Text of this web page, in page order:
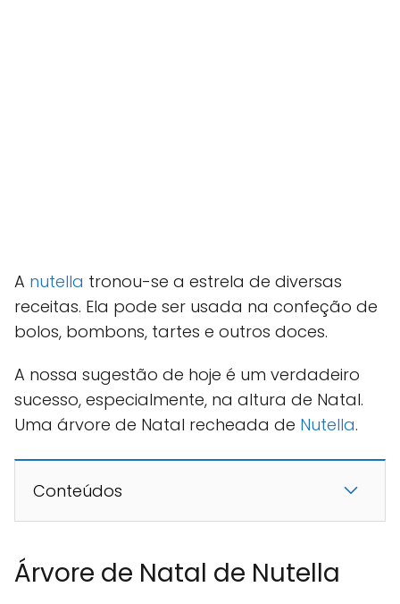
A nutella tronou-se a estrela de diversas
receitas. Ela pode ser usada na confeção de
bolos, bombons, tartes e outros doces.
A nossa sugestão de hoje é um verdadeiro
sucesso, especialmente, na altura de Natal.
Uma árvore de Natal recheada de Nutella.
Conteúdos
Árvore de Natal de Nutella